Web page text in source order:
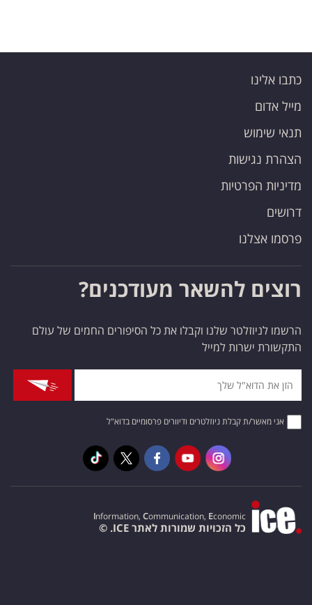
כתבו אלינו
מייל אדום
תנאי שימוש
הצהרת נגישות
מדיניות הפרטיות
דרושים
פרסמו אצלנו
רוצים להשאר מעודכנים?
הרשמו לניוזלטר שלנו וקבלו את כל הסיפורים החמים של עולם
התקשורת ישרות למייל
אני מאשר/ת קבלת ניוזלטרים ודיוורים פרסומיים בדוא"ל
Information, Communication, Economic
כל הזכויות שמורות לאתר ICE. ©